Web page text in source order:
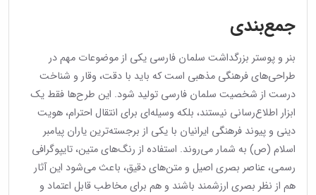
جمع‌بندی
بنر و پوستر بزرگداشت سلمان فارسی یکی از موضوعات مهم در
طراحی‌های فرهنگی مذهبی است که باید با دقت، وقار و شناخت
درست از شخصیت سلمان فارسی تولید شود. این طرح‌ها فقط یک
ابزار اطلاع‌رسانی نیستند، بلکه وسیله‌ای برای انتقال احترام، هویت
دینی و پیوند فرهنگی ایرانیان با یکی از برجسته‌ترین یاران پیامبر
اسلام (ص) به شمار می‌روند. استفاده از رنگ‌های متین، تایپوگرافی
رسمی، عناصر بصری اصیل و متن‌های دقیق، باعث می‌شود این آثار
هم از نظر بصری ارزشمند باشند و هم برای مخاطب قابل اعتماد و